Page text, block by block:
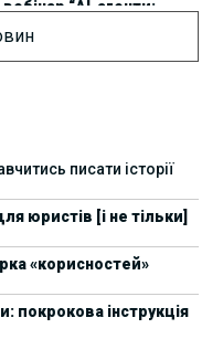
“AI-агенти:
Школа юридичної
IT Group
забіг до Дня
писати історії
юристів [і не тільки]
«корисностей»
покрокова інструкція